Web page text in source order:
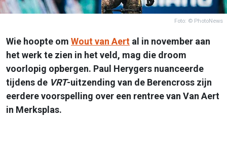
Foto: © PhotoNews
Wie hoopte om Wout van Aert al in november aan
het werk te zien in het veld, mag die droom
voorlopig opbergen. Paul Herygers nuanceerde
tijdens de VRT-uitzending van de Berencross zijn
eerdere voorspelling over een rentree van Van Aert
in Merksplas.